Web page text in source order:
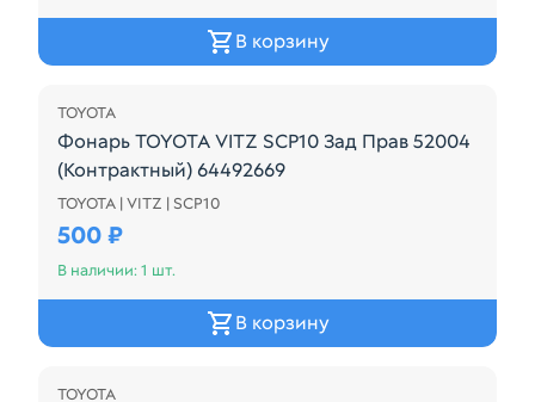
В корзину
TOYOTA
Фонарь TOYOTA VITZ SCP10 Зад Прав 52004
(Контрактный) 64492669
52-004 Toyota Vitz, NCP10, NCP13, NCP15, SCP10,
TOYOTA | VITZ | SCP10
500 ₽
В наличии: 1 шт.
В корзину
TOYOTA